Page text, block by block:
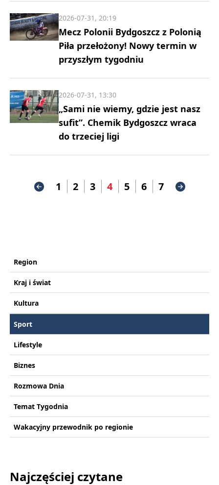
Mecz Polonii Bydgoszcz z Polonią
Piła przełożony! Nowy termin w
przyszłym tygodniu
2026-07-31, 20:19
„Sami nie wiemy, gdzie jest nasz
sufit”. Chemik Bydgoszcz wraca
do trzeciej ligi
2026-07-31, 13:30
1 2 3 4 5 6 7
Region
Kraj i świat
Kultura
Sport
Lifestyle
Biznes
Rozmowa Dnia
Temat Tygodnia
Wakacyjny przewodnik po regionie
Najczęściej czytane